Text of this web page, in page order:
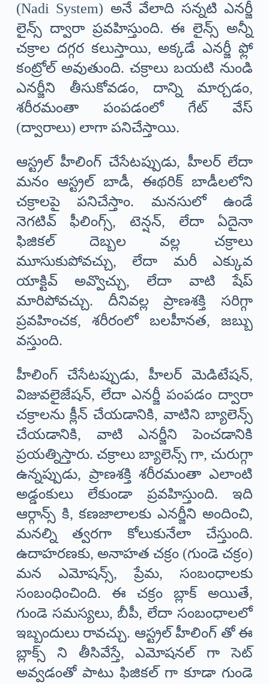
(Nadi System) అనే వేలాది సన్నటి ఎనర్జీ
లైన్స్ ద్వారా ప్రవహిస్తుంది. ఈ లైన్స్ అన్నీ
చక్రాల దగ్గర కలుస్తాయి, అక్కడే ఎనర్జీ ఫ్లో
కంట్రోల్ అవుతుంది. చక్రాలు బయటి నుండి
ఎనర్జీని తీసుకోవడం, దాన్ని మార్చడం,
శరీరమంతా పంపడంలో గేట్ వేస్
(ద్వారాలు) లాగా పనిచేస్తాయి.
ఆస్ట్రల్ హీలింగ్ చేసేటప్పుడు, హీలర్ లేదా
మనం ఆస్ట్రల్ బాడీ, ఈథరిక్ బాడీలలోని
చక్రాలపై పనిచేస్తాం. మనసులో ఉండే
నెగటివ్ ఫీలింగ్స్, టెన్షన్, లేదా ఏదైనా
ఫిజికల్ దెబ్బల వల్ల చక్రాలు
మూసుకుపోవచ్చు, లేదా మరీ ఎక్కువ
యాక్టివ్ అవ్వొచ్చు, లేదా వాటి షేప్
మారిపోవచ్చు. దీనివల్ల ప్రాణశక్తి సరిగ్గా
ప్రవహించక, శరీరంలో బలహీనత, జబ్బు
వస్తుంది.
హీలింగ్ చేసేటప్పుడు, హీలర్ మెడిటేషన్,
విజువలైజేషన్, లేదా ఎనర్జీ పంపడం ద్వారా
చక్రాలను క్లీన్ చేయడానికి, వాటిని బ్యాలెన్స్
చేయడానికి, వాటి ఎనర్జీని పెంచడానికి
ప్రయత్నిస్తారు. చక్రాలు బ్యాలెన్స్ గా, చురుగ్గా
ఉన్నప్పుడు, ప్రాణశక్తి శరీరమంతా ఎలాంటి
అడ్డంకులు లేకుండా ప్రవహిస్తుంది. ఇది
ఆర్గాన్స్ కి, కణజాలాలకు ఎనర్జీని అందించి,
మనల్ని త్వరగా కోలుకునేలా చేస్తుంది.
ఉదాహరణకు, అనాహత చక్రం (గుండె చక్రం)
మన ఎమోషన్స్, ప్రేమ, సంబంధాలకు
సంబంధించింది. ఈ చక్రం బ్లాక్ అయితే,
గుండె సమస్యలు, బీపీ, లేదా సంబంధాలలో
ఇబ్బందులు రావచ్చు. ఆస్ట్రల్ హీలింగ్ తో ఈ
బ్లాక్స్ ని తీసివేస్తే, ఎమోషనల్ గా సెట్
అవ్వడంతో పాటు ఫిజికల్ గా కూడా గుండె